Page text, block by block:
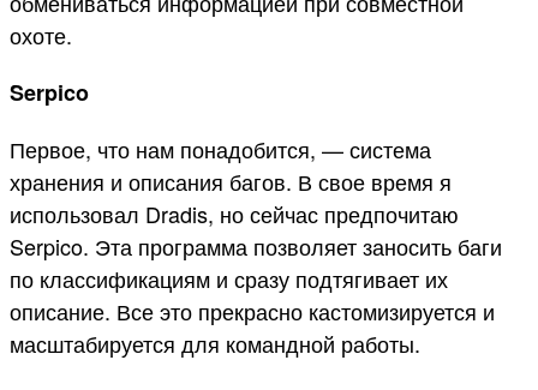
охоте.
Serpico
Первое, что нам понадобится, — система
хранения и описания багов. В свое время я
использовал Dradis, но сейчас предпочитаю
Serpico. Эта программа позволяет заносить баги
по классификациям и сразу подтягивает их
описание. Все это прекрасно кастомизируется и
масштабируется для командной работы.